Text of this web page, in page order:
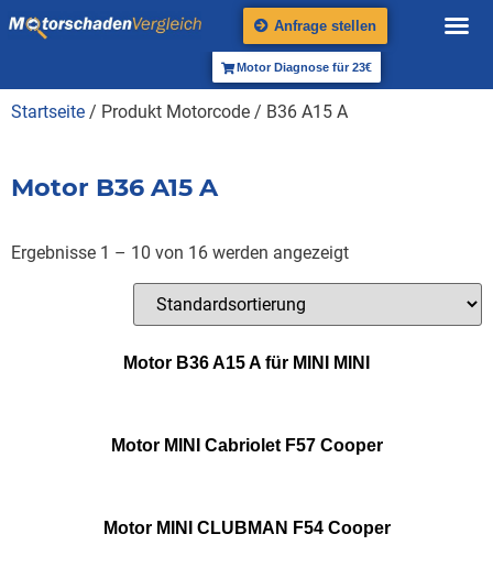
Anfrage stellen
Motor Diagnose für 23€
Startseite / Produkt Motorcode / B36 A15 A
Motor B36 A15 A
Ergebnisse 1 – 10 von 16 werden angezeigt
Motor B36 A15 A für MINI MINI
Motor MINI Cabriolet F57 Cooper
Motor MINI CLUBMAN F54 Cooper